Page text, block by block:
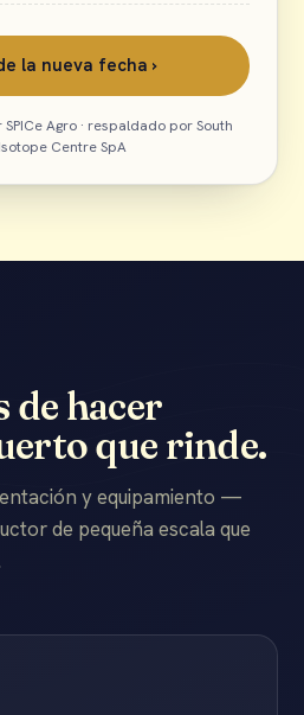
la nueva fecha ›
Agro · respaldado por South
Centre SpA
de hacer
que rinde.
y equipamiento —
de pequeña escala que